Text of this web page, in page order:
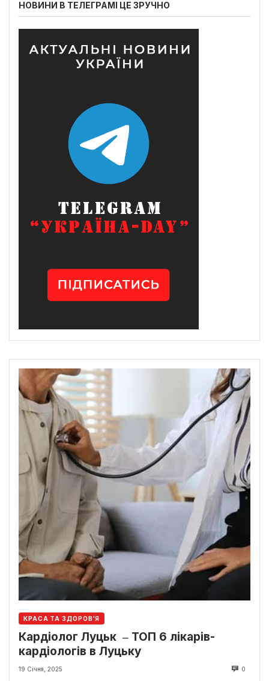
НОВИНИ В ТЕЛЕГРАМІ ЦЕ ЗРУЧНО
КРАСА ТА ЗДОРОВ'Я
Кардіолог Луцьк ‒ ТОП 6 лікарів-
кардіологів в Луцьку
19 Січня, 2025 0